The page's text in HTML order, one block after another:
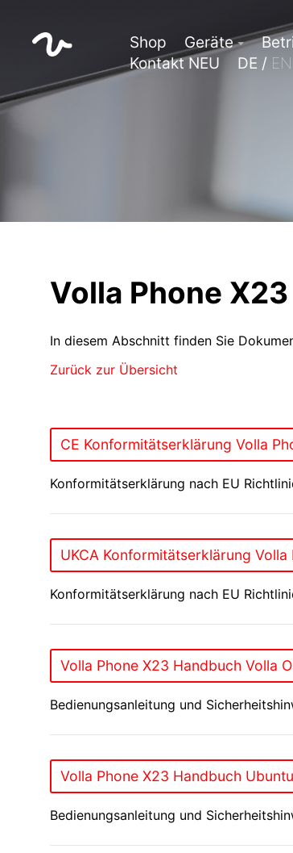
Shop Geräte
Kontakt NEU
DE / EN
Volla Phone
In diesem Abschnitt finden Sie
Zurück zur Übersicht
CE Konformitätserklärung Volla
Konformitätserklärung nach EU
UKCA Konformitätserklärung Volla
Konformitätserklärung nach EU
Volla Phone X23 Handbuch Volla
Bedienungsanleitung und
Volla Phone X23 Handbuch
Bedienungsanleitung und